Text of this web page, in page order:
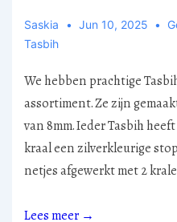
Saskia Jun 10, 2025
Tasbih
We hebben prachtige
assortiment. Ze zijn
van 8mm. Ieder Tasbih
kraal een zilverkleurige
netjes afgewerkt met 2
Tasbih
Lees meer →